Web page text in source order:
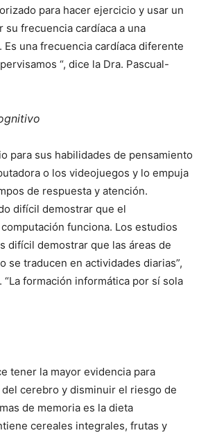
para hacer ejercicio y usar un
su frecuencia cardíaca a una
Es una frecuencia cardíaca diferente
“, dice la Dra. Pascual-
para sus habilidades de pensamiento
o los videojuegos y lo empuja
de respuesta y atención.
difícil demostrar que el
funciona. Los estudios
difícil demostrar que las áreas de
se traducen en actividades diarias”,
“La formación informática por sí sola
tener la mayor evidencia para
cerebro y disminuir el riesgo de
de memoria es la dieta
cereales integrales, frutas y